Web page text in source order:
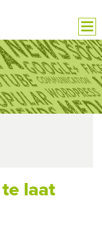
laat